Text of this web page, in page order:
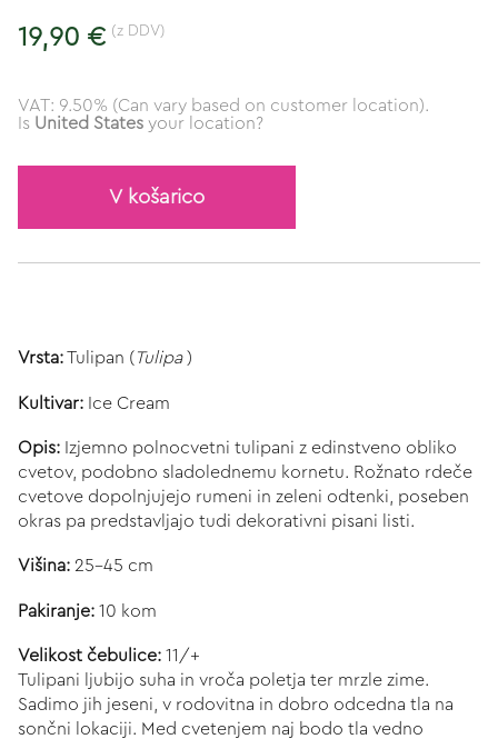
19,90 € (z DDV)
VAT: 9.50% (Can vary based on customer location).
Is United States your location?
V košarico
Vrsta:Tulipan ( Tulipa)
Kultivar: Ice Cream
Opis: Izjemno polnocvetni tulipani z edinstveno obliko
cvetov, podobno sladolednemu kornetu. Rožnato rdeče
cvetove dopolnjujejo rumeni in zeleni odtenki, poseben
okras pa predstavljajo tudi dekorativni pisani listi.
Višina: 25-45 cm
Pakiranje: 10 kom
Velikost čebulice: 11/+
Tulipani ljubijo suha in vroča poletja ter mrzle zime.
Sadimo jih jeseni, v rodovitna in dobro odcedna tla na
sončni lokaciji. Med cvetenjem naj bodo tla vedno